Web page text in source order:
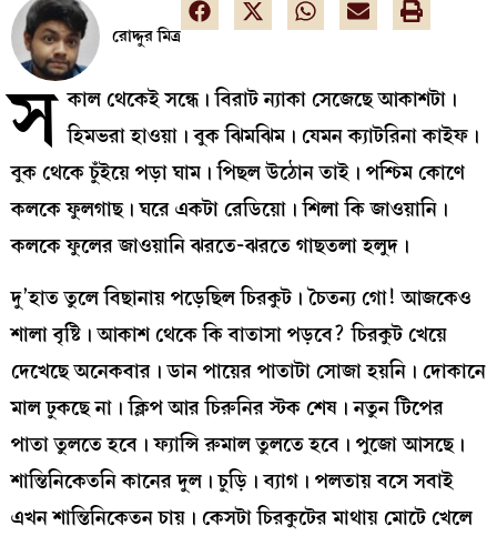
রোদ্দুর মিত্র
স কাল থেকেই সন্ধে। বিরাট ন্যাকা সেজেছে আকাশটা।
হিমভরা হাওয়া। বুক ঝিমঝিম। যেমন ক্যাটরিনা কাইফ।
বুক থেকে চুঁইয়ে পড়া ঘাম। পিছল উঠোন তাই। পশ্চিম কোণে
কলকে ফুলগাছ। ঘরে একটা রেডিয়ো। শিলা কি জাওয়ানি।
কলকে ফুলের জাওয়ানি ঝরতে-ঝরতে গাছতলা হলুদ।
দু’হাত তুলে বিছানায় পড়েছিল চিরকুট। চৈতন্য গো! আজকেও
শালা বৃষ্টি। আকাশ থেকে কি বাতাসা পড়বে? চিরকুট খেয়ে
দেখেছে অনেকবার। ডান পায়ের পাতাটা সোজা হয়নি। দোকানে
মাল ঢুকছে না। ক্লিপ আর চিরুনির স্টক শেষ। নতুন টিপের
পাতা তুলতে হবে। ফ্যান্সি রুমাল তুলতে হবে। পুজো আসছে।
শান্তিনিকেতনি কানের দুল। চুড়ি। ব্যাগ। পলতায় বসে সবাই
এখন শান্তিনিকেতন চায়। কেসটা চিরকুটের মাথায় মোটে খেলে